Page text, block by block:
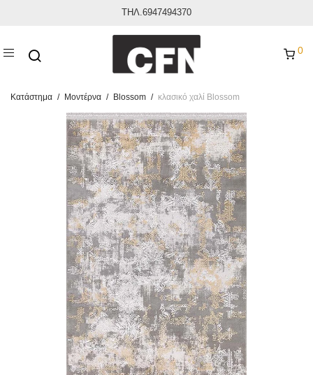
ΤΗΛ.6947494370
0
Κατάστημα / Μοντέρνα / Blossom / κλασικό χαλί Blossom